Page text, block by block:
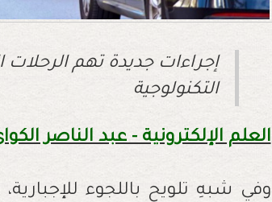
إجراءات جديدة تهم الرحلات
التكنولوجية
العلم الإلكترونية - عبد الناصر
وفي شبهِ تلويحٍ باللجوء